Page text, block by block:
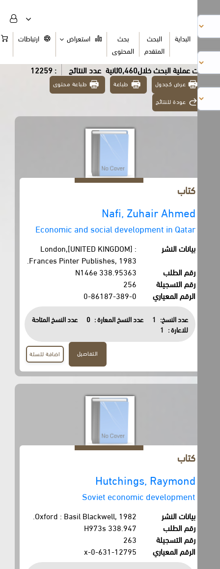
البداية
البحث
بحث
المحتوى
استعراض ارتباطات السلة
البحث خلال0,460ثانية عدد النتائج : 12259
عرض كجدول طباعة طباعة محتوى
عودة للنتائج
Nafi, Zuhair Ahmed
Economic and social development in Qatar
بيانات النشر
London,[UNITED KINGDOM] :
Frances Pinter Publishes, 1983.
رقم الطلب
338.95363 N146e
رقم التسجيلة
256
الرقم المعياري
0-86187-389-0
عدد النسخ: 1 عدد النسخ المعارة : 0
عدد النسخ المتاحة
للاعارة :
1
اضافة للسلة
Hutchings, Raymond
Soviet economic development
بيانات النشر
Oxford : Basil Blackwell, 1982.
رقم الطلب
338.947 H973s
رقم التسجيلة
263
الرقم المعياري
0-631-12795-x